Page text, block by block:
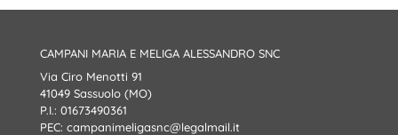
CAMPANI MARIA E MELIGA ALESSANDRO SNC
Via Ciro Menotti 91
41049 Sassuolo (MO)
P.I.: 01673490361
PEC: campanimeligasnc@legalmail.it